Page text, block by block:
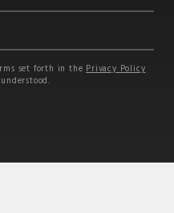
set forth in thePrivacy Policy